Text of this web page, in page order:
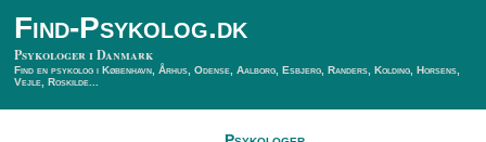
Find-Psykolog.dk
Psykologer i Danmark
Find en psykolog i København, Århus, Odense, Aalborg, Esbjerg, Randers, Kolding, Horsens,
Vejle, Roskilde...